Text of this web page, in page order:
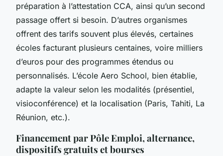
préparation à l’attestation CCA, ainsi qu’un second
passage offert si besoin. D’autres organismes
offrent des tarifs souvent plus élevés, certaines
écoles facturant plusieurs centaines, voire milliers
d’euros pour des programmes étendus ou
personnalisés. L’école Aero School, bien établie,
adapte la valeur selon les modalités (présentiel,
visioconférence) et la localisation (Paris, Tahiti, La
Réunion, etc.).
Financement par Pôle Emploi, alternance,
dispositifs gratuits et bourses